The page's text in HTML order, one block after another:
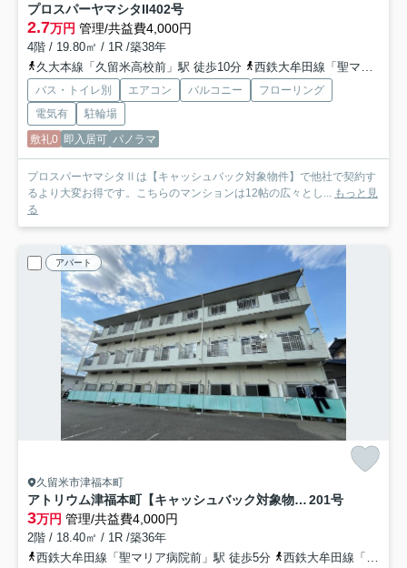
プロスパーヤマシタII402号
2.7万円 管理/共益費4,000円
4階 / 19.80㎡ / 1R /築38年
久大本線「久留米高校前」駅 徒歩10分
西鉄大牟田線「聖マリア病院前」駅 徒歩14分
バス・トイレ別 エアコン バルコニー
フローリング
電気有
駐輪場
敷礼0 即入居可 パノラマ
プロスパーヤマシタⅡは【キャッシュバック対象物件】で他社で契約す
るより大変お得です。こちらのマンションは12帖の広々とし... もっと見
る
アパート
久留米市津福本町
アトリウム津福本町【キャッシュバック対象物件】 201号
3万円 管理/共益費4,000円
2階 / 18.40㎡ / 1R /築36年
西鉄大牟田線「聖マリア病院前」駅 徒歩5分
西鉄大牟田線「花畑」駅 徒歩5分